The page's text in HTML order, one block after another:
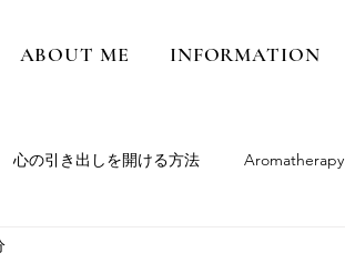
ABOUT ME INFORMATION
心の引き出しを開ける方法 Aromatherapy